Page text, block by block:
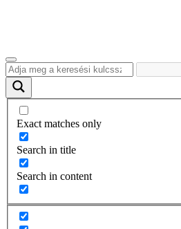
Exact matches only
Search in title
Search in content